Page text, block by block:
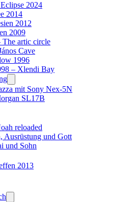
2024
2014
2012
2009
The artic circle
Cave
1996
– Xlendi Bay
mit Sony Nex-5N
SL17B
reloaded
Ausrüstung und Gott
und Sohn
2013